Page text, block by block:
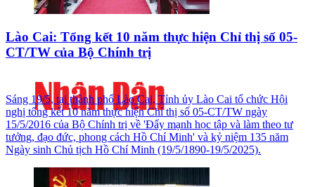
Lào Cai: Tổng kết 10 năm thực hiện Chỉ thị số 05-
CT/TW của Bộ Chính trị
Sáng 19/5, tại thành phố Lào Cai, Tỉnh ủy Lào Cai tổ chức Hội
nghị tổng kết 10 năm thực hiện Chỉ thị số 05-CT/TW ngày
15/5/2016 của Bộ Chính trị về 'Đẩy mạnh học tập và làm theo tư
tưởng, đạo đức, phong cách Hồ Chí Minh' và kỷ niệm 135 năm
Ngày sinh Chủ tịch Hồ Chí Minh (19/5/1890-19/5/2025).